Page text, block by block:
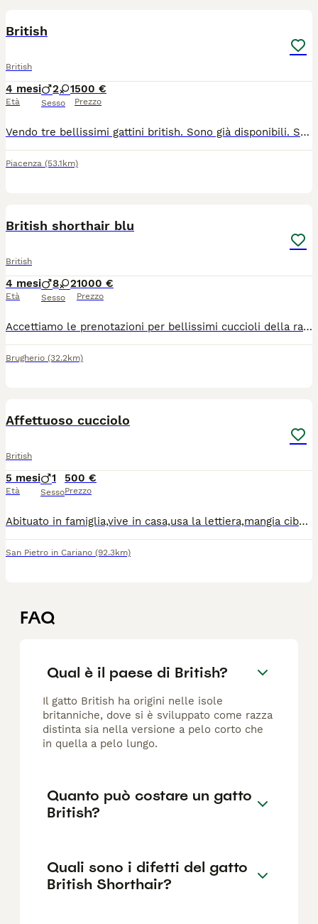
British
British
4 mesi
Età
2 1
Sesso
500 €
Prezzo
Vendo tre bellissimi gattini british. Sono già disponibili. Sono due maschi e una femmina. Chi è interessato mi può contattare.
Piacenza (53.1km)
British shorthair blu
British
4 mesi
Età
8 2
Sesso
1000 €
Prezzo
Accettiamo le prenotazioni per bellissimi cuccioli della razza British shorthair - maschietti. Pronte a trasferirsi nella nuova casa a metà giugno ad età di 3 mes, dopo aver effettuato tutti i vaccini, microchip, avranno il libretto sanitario personale e certificato di cessione. Tutti i cuccioli sono con il pedigree . I genitori sono testati FIV/FELV, PKD - negativo. Sono visibili i cuccioli e anche i genitori. Per ult info via whatsapp 3358177195 Siamo a Milano ma eventualmente possibile effettuare la consegna. Allevamento italiano.
Brugherio (32.2km)
Affettuoso cucciolo
British
5 mesi
Età
1
Sesso
500 €
Prezzo
Abituato in famiglia,vive in casa,usa la lettiera,mangia cibo in umido e croccantini. Cerca una nuova famiglia che lo ami e li offre il calore di cui ha bisogno. Dorme a letto,gioca tantissimo. Per più info e trattative chiamate o scrivete al numero 3297179069 loray1@gmx.com Diana
San Pietro in Cariano (92.3km)
FAQ
Qual è il paese di British?
Il gatto British ha origini nelle isole
britanniche, dove si è sviluppato come razza
distinta sia nella versione a pelo corto che
in quella a pelo lungo.
Quanto può costare un gatto
British?
Quali sono i difetti del gatto
British Shorthair?